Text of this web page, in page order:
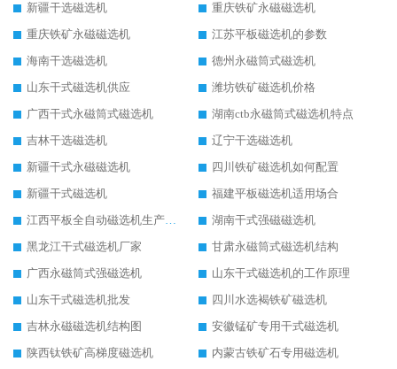
新疆干选磁选机
重庆铁矿永磁磁选机
重庆铁矿永磁磁选机
江苏平板磁选机的参数
海南干选磁选机
德州永磁筒式磁选机
山东干式磁选机供应
潍坊铁矿磁选机价格
广西干式永磁筒式磁选机
湖南ctb永磁筒式磁选机特点
吉林干选磁选机
辽宁干选磁选机
新疆干式永磁磁选机
四川铁矿磁选机如何配置
新疆干式磁选机
福建平板磁选机适用场合
江西平板全自动磁选机生产厂家
湖南干式强磁磁选机
黑龙江干式磁选机厂家
甘肃永磁筒式磁选机结构
广西永磁筒式强磁选机
山东干式磁选机的工作原理
山东干式磁选机批发
四川水选褐铁矿磁选机
吉林永磁磁选机结构图
安徽锰矿专用干式磁选机
陕西钛铁矿高梯度磁选机
内蒙古铁矿石专用磁选机